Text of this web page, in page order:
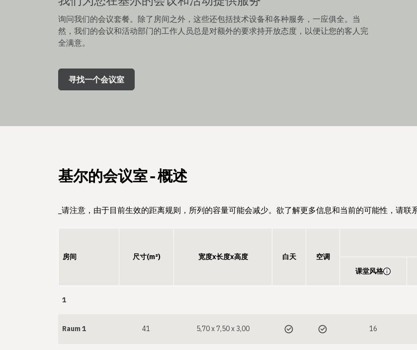
询问我们的会议套餐。除了房间之外，这些还包括技术设备和各种服务，一应俱全。当
然，我们的会议和活动部门的工作人员总是对额外的要求持开放态度，以便让您的客人完
全满意。
寻找一个会议室
基尔的会议室 - 概述
_请注意，由于目前生效的距离规则，所列的容量可能会减少。欲了解更多信息和当前的可能性，请联系
房间 尺寸(m²) 宽度x长度x高度 白天 空调
课堂风格
1
Raum 1 41 5,70 x 7,50 x 3,00 16